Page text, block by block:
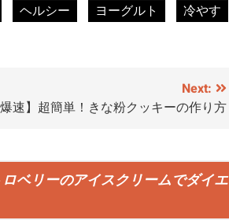
ヘルシー ヨーグルト
冷やす
Next:
爆速】超簡単！きな粉クッキーの作り方
ベリーのアイスクリームでダイエ